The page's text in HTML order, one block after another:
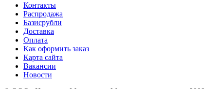
Контакты
Распродажа
Базисрубли
Доставка
Оплата
Как оформить заказ
Карта сайта
Вакансии
Новости